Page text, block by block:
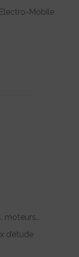
Electro-Mobile
moteurs..
d’étude